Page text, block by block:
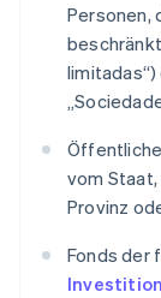
Personen,
vom
Provinz
Fonds der